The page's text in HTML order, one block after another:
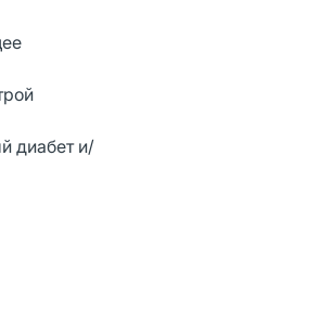
диабет и/